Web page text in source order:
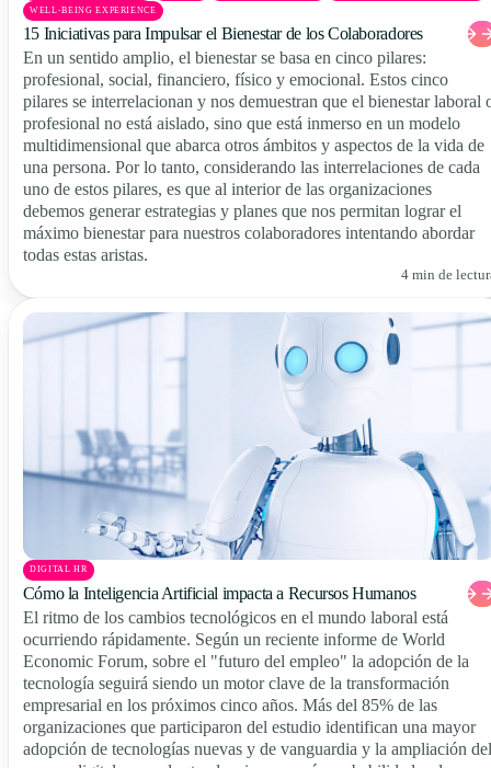
WELL-BEING EXPERIENCE
15 Iniciativas para Impulsar el Bienestar de los Colaboradores
En un sentido amplio, el bienestar se basa en cinco pilares:
profesional, social, financiero, físico y emocional. Estos cinco
pilares se interrelacionan y nos demuestran que el bienestar laboral
profesional no está aislado, sino que está inmerso en un modelo
multidimensional que abarca otros ámbitos y aspectos de la vida de
una persona. Por lo tanto, considerando las interrelaciones de cada
uno de estos pilares, es que al interior de las organizaciones
debemos generar estrategias y planes que nos permitan lograr el
máximo bienestar para nuestros colaboradores intentando abordar
todas estas aristas.
4 min de
DIGITAL HR
Cómo la Inteligencia Artificial impacta a Recursos Humanos
El ritmo de los cambios tecnológicos en el mundo laboral está
ocurriendo rápidamente. Según un reciente informe de World
Economic Forum, sobre el "futuro del empleo" la adopción de la
tecnología seguirá siendo un motor clave de la transformación
empresarial en los próximos cinco años. Más del 85% de las
organizaciones que participaron del estudio identifican una mayor
adopción de tecnologías nuevas y de vanguardia y la ampliación del